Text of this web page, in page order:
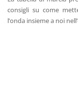
consigli su come
l’onda insieme a noi